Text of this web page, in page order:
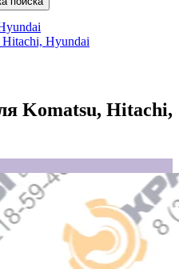
Hyundai
Komatsu, Hitachi,